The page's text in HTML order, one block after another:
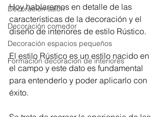
Decoración salón
Decoración comedor
Decoración espacios pequeños
Formación decoracion de interiores
Hoy hablaremos en detalle de las
características de la decoración y el
diseño de interiores de estilo Rústico.
El estilo Rústico es un estilo nacido en
el campo y este dato es fundamental
para entenderlo y poder aplicarlo con
éxito.